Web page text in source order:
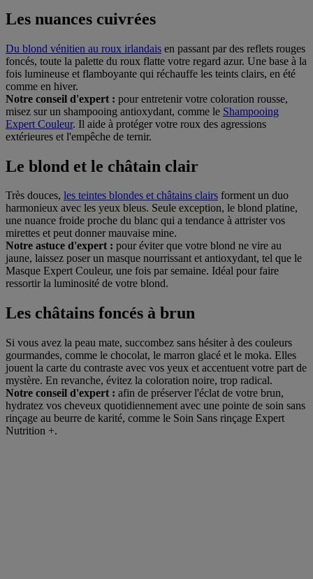
Les nuances cuivrées
Du blond vénitien au roux irlandais en passant par des reflets rouges
foncés, toute la palette du roux flatte votre regard azur. Une base à la
fois lumineuse et flamboyante qui réchauffe les teints clairs, en été
comme en hiver.
Notre conseil d'expert : pour entretenir votre coloration rousse,
misez sur un shampooing antioxydant, comme le Shampooing
Expert Couleur. Il aide à protéger votre roux des agressions
extérieures et l'empêche de ternir.
Le blond et le châtain clair
Très douces, les teintes blondes et châtains clairs forment un duo
harmonieux avec les yeux bleus. Seule exception, le blond platine,
une nuance froide proche du blanc qui a tendance à attrister vos
mirettes et peut donner mauvaise mine.
Notre astuce d'expert : pour éviter que votre blond ne vire au
jaune, laissez poser un masque nourrissant et antioxydant, tel que le
Masque Expert Couleur, une fois par semaine. Idéal pour faire
ressortir la luminosité de votre blond.
Les châtains foncés à brun
Si vous avez la peau mate, succombez sans hésiter à des couleurs
gourmandes, comme le chocolat, le marron glacé et le moka. Elles
jouent la carte du contraste avec vos yeux et accentuent votre part de
mystère. En revanche, évitez la coloration noire, trop radical.
Notre conseil d'expert : afin de préserver l'éclat de votre brun,
hydratez vos cheveux quotidiennement avec une pointe de soin sans
rinçage au beurre de karité, comme le Soin Sans rinçage Expert
Nutrition +.